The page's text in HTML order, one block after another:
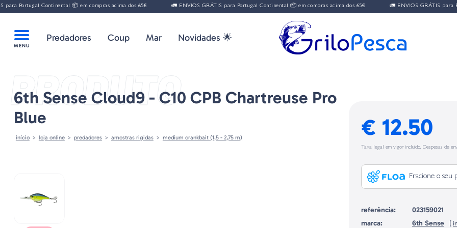
Portugal Continental 📦 em compras acima dos 65€ 🚛 ENVIOS GRÁTIS para Portugal Continental 📦 em compras acima dos 65€ 🚛 ENVIOS GRÁTIS para
Predadores Coup Mar Novidades 🌟
PRODUTO
6th Sense Cloud9 - C10 CPB Chartreuse Pro
Blue
início loja online predadores amostras rigidas medium crankbait (1,5 - 2,75 m) € 12.50
Taxa legal em vigor incluído. Despesas de
Fracione o
referência:
023159021
marca:
6th Sense [